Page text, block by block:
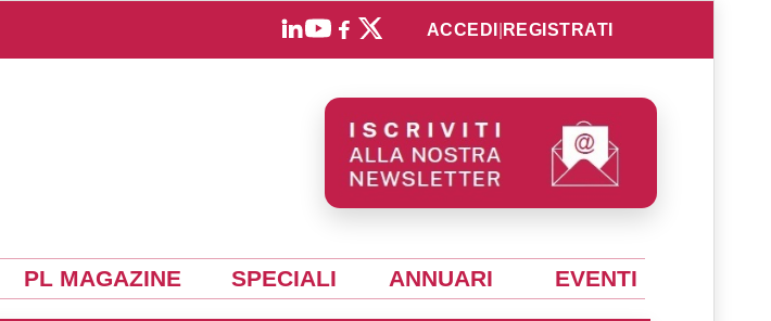
ACCEDI REGISTRATI
PL MAGAZINE SPECIALI ANNUARI EVENTI